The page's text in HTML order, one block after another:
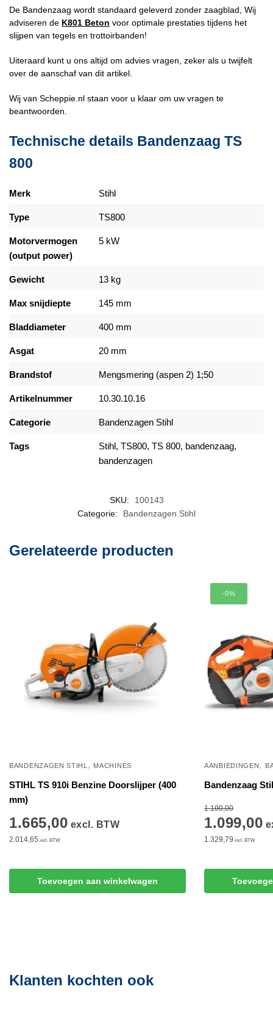
De Bandenzaag wordt standaard geleverd zonder zaagblad, Wij
adviseren de K801 Beton voor optimale prestaties tijdens het
slijpen van tegels en trottoirbanden!
Uiteraard kunt u ons altijd om advies vragen, zeker als u twijfelt
over de aanschaf van dit artikel.
Wij van Scheppie.nl staan voor u klaar om uw vragen te
beantwoorden.
Technische details Bandenzaag TS
800
Merk Stihl
Type TS800
Motorvermogen
(output power)
5 kW
Gewicht 13 kg
Max snijdiepte 145 mm
Bladdiameter 400 mm
Asgat 20 mm
Brandstof Mengsmering (aspen 2) 1;50
Artikelnummer 10.30.10.16
Categorie Bandenzagen Stihl
Tags
Stihl, TS800, TS 800, bandenzaag,
bandenzagen
SKU:
100143
Categorie:
Bandenzagen Stihl
Gerelateerde producten
BANDENZAGEN STIHL , MACHINES
STIHL TS 910i Benzine Doorslijper (400
mm)
1.665,00 excl. BTW
2.014,65 incl. BTW
Toevoegen aan winkelwagen
-0%
AANBIEDINGEN,
Bandenzaag
1.100,00
1.099,00
1.329,79 incl. BTW
Klanten kochten ook